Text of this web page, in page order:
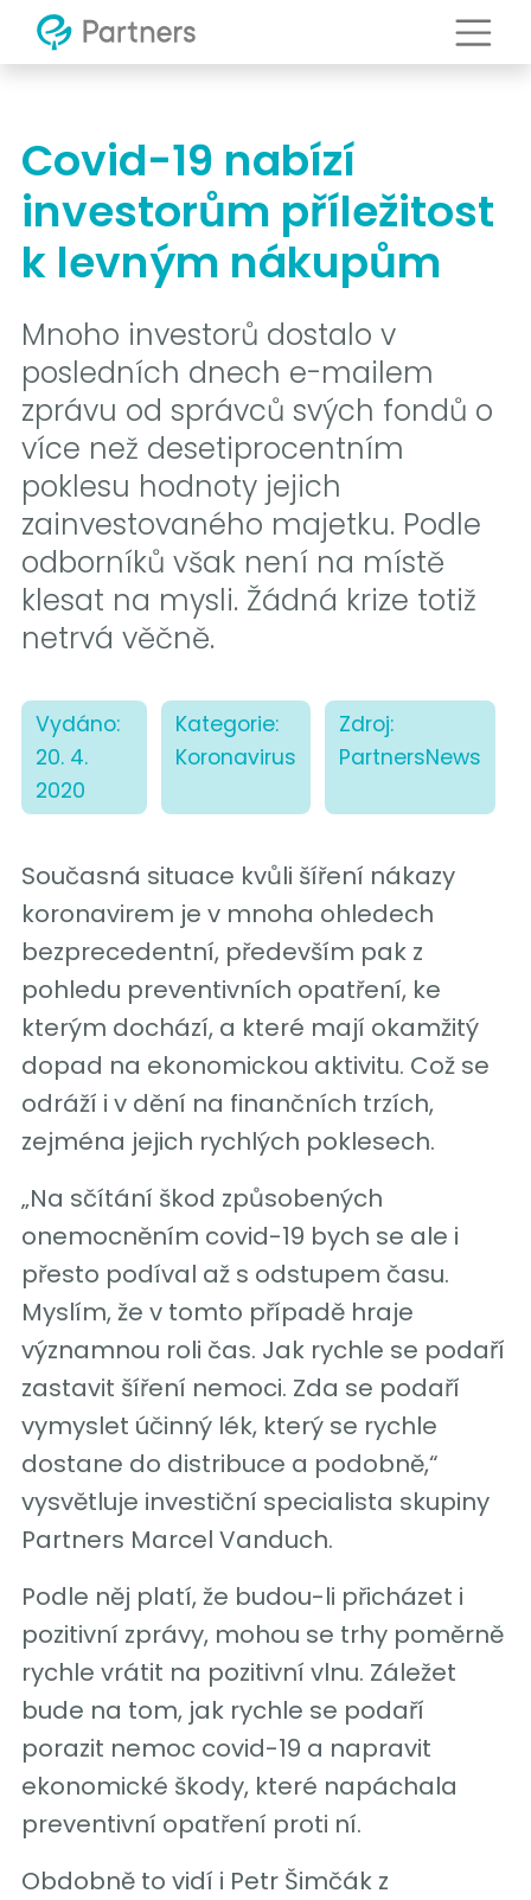
Covid-19 nabízí
investorům příležitost
k levným nákupům
Mnoho investorů dostalo v
posledních dnech e-mailem
zprávu od správců svých fondů o
více než desetiprocentním
poklesu hodnoty jejich
zainvestovaného majetku. Podle
odborníků však není na místě
klesat na mysli. Žádná krize totiž
netrvá věčně.
Vydáno:
20. 4.
2020
Kategorie:
Koronavirus
Zdroj:
PartnersNews
Současná situace kvůli šíření nákazy
koronavirem je v mnoha ohledech
bezprecedentní, především pak z
pohledu preventivních opatření, ke
kterým dochází, a které mají okamžitý
dopad na ekonomickou aktivitu. Což se
odráží i v dění na finančních trzích,
zejména jejich rychlých poklesech.
„Na sčítání škod způsobených
onemocněním covid-19 bych se ale i
přesto podíval až s odstupem času.
Myslím, že v tomto případě hraje
významnou roli čas. Jak rychle se podaří
zastavit šíření nemoci. Zda se podaří
vymyslet účinný lék, který se rychle
dostane do distribuce a podobně,“
vysvětluje investiční specialista skupiny
Partners Marcel Vanduch.
Podle něj platí, že budou-li přicházet i
pozitivní zprávy, mohou se trhy poměrně
rychle vrátit na pozitivní vlnu. Záležet
bude na tom, jak rychle se podaří
porazit nemoc covid-19 a napravit
ekonomické škody, které napáchala
preventivní opatření proti ní.
Obdobně to vidí i Petr Šimčák z